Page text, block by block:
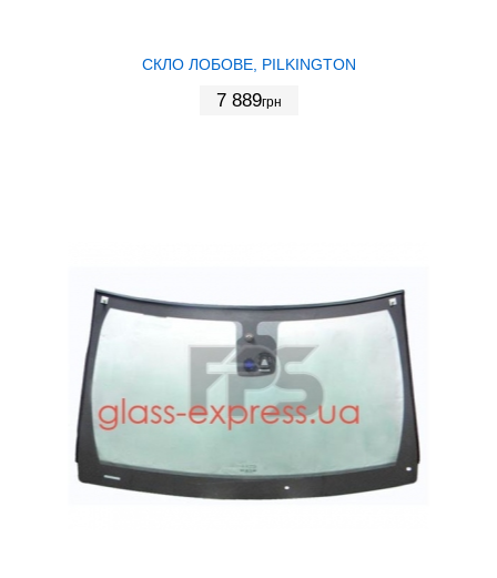
СКЛО ЛОБОВЕ, PILKINGTON
7 889грн